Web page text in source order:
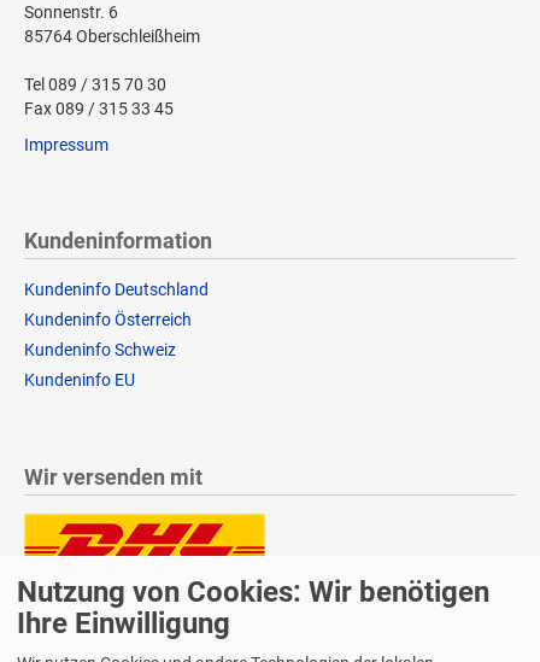
Sonnenstr. 6
85764 Oberschleißheim
Tel 089 / 315 70 30
Fax 089 / 315 33 45
Impressum
Kundeninformation
Kundeninfo Deutschland
Kundeninfo Österreich
Kundeninfo Schweiz
Kundeninfo EU
Wir versenden mit
Lieferung auch an Packstationen und Postfilialen
Samstagszustellung
Nutzung von Cookies: Wir benötigen
Ihre Einwilligung